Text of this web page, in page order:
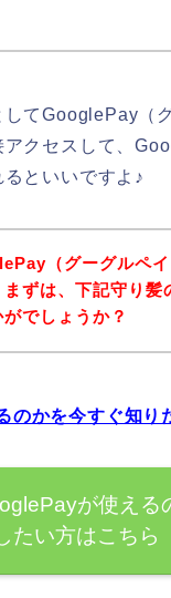
てGooglePay（
クセスして、
といいですよ♪
（グーグルペ
ずは、下記守り髪
でしょうか？
かを今すぐ知り
が使える
たい方はこちら